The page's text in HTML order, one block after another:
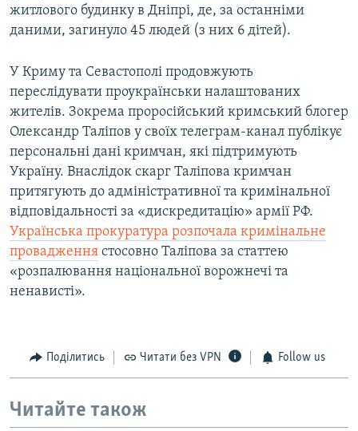
житлового будинку в Дніпрі, де, за останніми
даними, загинуло 45 людей (з них 6 дітей).
У Криму та Севастополі продовжують
переслідувати проукраїнськи налаштованих
жителів. Зокрема проросійський кримський блогер
Олександр Таліпов у своїх телеграм-канал публікує
персональні дані кримчан, які підтримують
Україну. Внаслідок скарг Таліпова кримчан
притягують до адміністративної та кримінальної
відповідальності за «дискредитацію» армії РФ.
Українська прокуратура розпочала кримінальне
провадження стосовно Таліпова за статтею
«розпалювання національної ворожнечі та
ненависті».
Поділитись Читати без VPN Follow us
Читайте також